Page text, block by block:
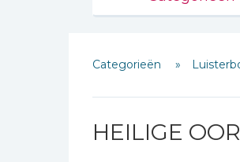
De Bijbel
Bijbelse
Bijbelstudie
Categorieën
HEILIGE
Schrijf hieronder je
Sterren